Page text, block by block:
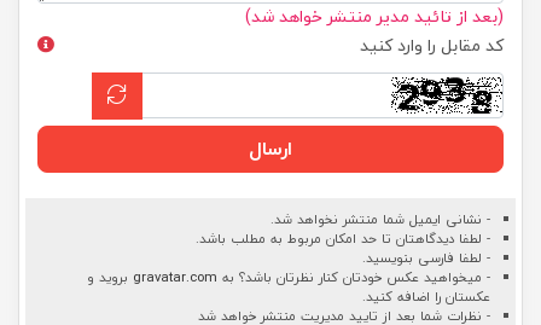
(بعد از تائید مدیر منتشر خواهد شد)
کد مقابل را وارد کنید
ارسال
- نشانی ایمیل شما منتشر نخواهد شد.
- لطفا دیدگاهتان تا حد امکان مربوط به مطلب باشد.
- لطفا فارسی بنویسید.
- میخواهید عکس خودتان کنار نظرتان باشد؟ به gravatar.com بروید و
عکستان را اضافه کنید.
- نظرات شما بعد از تایید مدیریت منتشر خواهد شد